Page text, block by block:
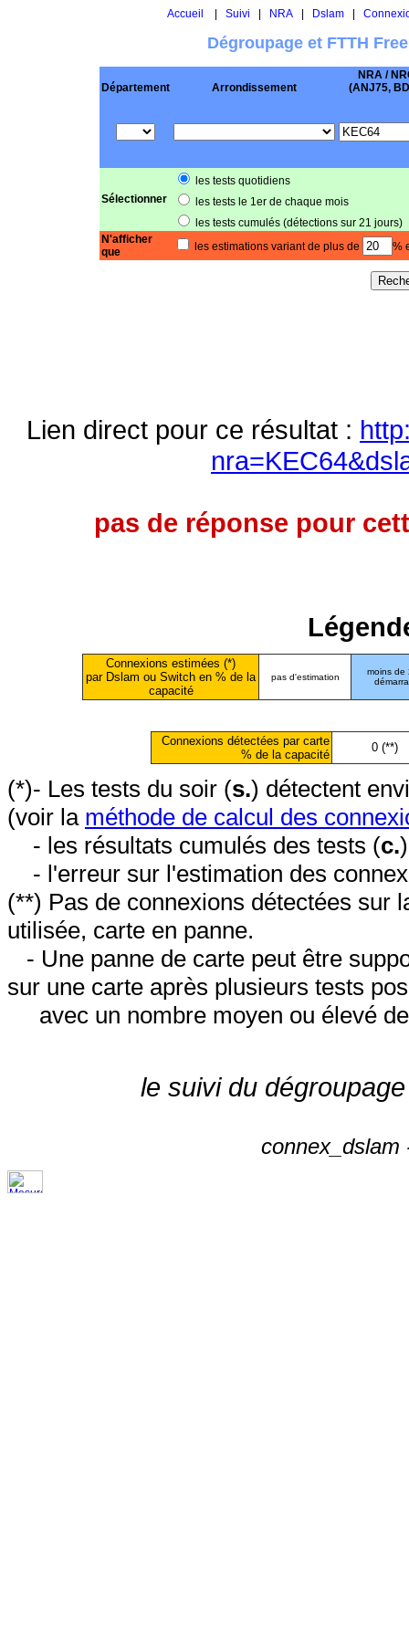
Accueil Suivi NRA| Dslam|
Dégroupage et FTTH
Département Arrondissement
NRA /
(ANJ75,
Sélectionner
les tests quotidiens
les tests le 1er de chaque mois
les tests cumulés (détections sur 21 jours)
N'afficher
que
les estimations variant de plus de %
Lien direct pour ce résultat :
pas de réponse pour
Connexions estimées (*)
par Dslam ou Switch en % de la
capacité
pas d'estimation
moins de
Connexions détectées par carte
% de la capacité
0 (**)
(*)- Les tests du soir (s.) détectent
(voir la méthode de calcul des
- les résultats cumulés des tests (c.
- l'erreur sur l'estimation des
(**) Pas de connexions détectées sur
utilisée, carte en panne.
- Une panne de carte peut être
sur une carte après plusieurs tests
avec un nombre moyen ou élevé
le suivi du
connex_dslam